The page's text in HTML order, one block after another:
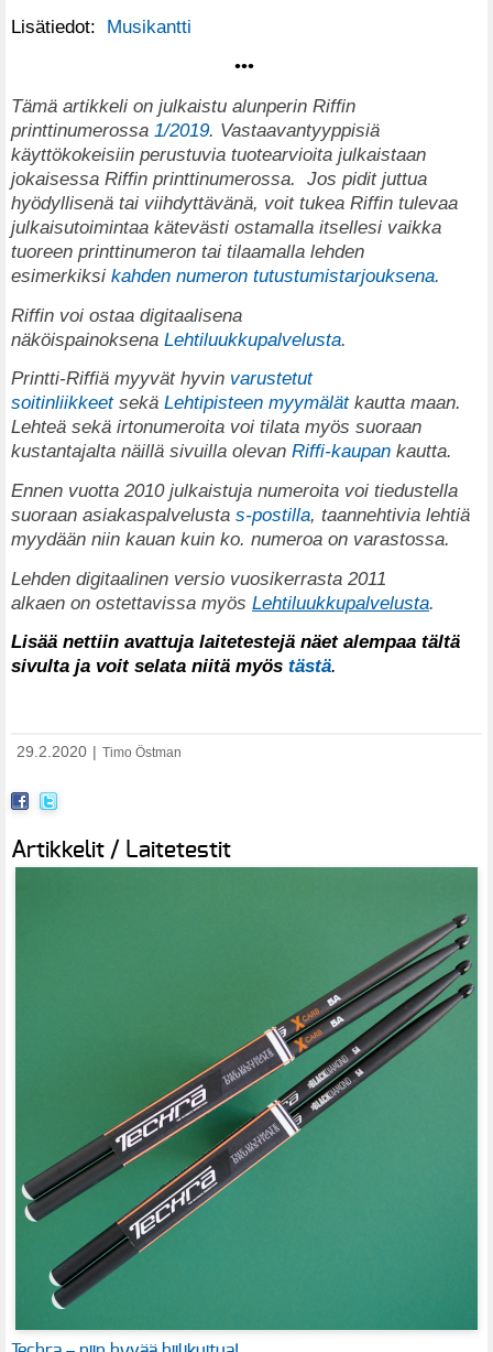
Lisätiedot: Musikantti
•••
Tämä artikkeli on julkaistu alunperin Riffin
printtinumerossa 1/2019. Vastaavantyyppisiä
käyttökokeisiin perustuvia tuotearvioita julkaistaan
jokaisessa Riffin printtinumerossa. Jos pidit juttua
hyödyllisenä tai viihdyttävänä, voit tukea Riffin tulevaa
julkaisutoimintaa kätevästi ostamalla itsellesi vaikka
tuoreen printtinumeron tai tilaamalla lehden
esimerkiksi kahden numeron tutustumistarjouksena.
Riffin voi ostaa digitaalisena
näköispainoksena Lehtiluukkupalvelusta.
Printti-Riffiä myyvät hyvin varustetut
soitinliikkeet sekä Lehtipisteen myymälätkautta maan.
Lehteä sekä irtonumeroita voi tilata myös suoraan
kustantajalta näillä sivuilla olevan Riffi-kaupan kautta.
Ennen vuotta 2010 julkaistuja numeroita voi tiedustella
suoraan asiakaspalvelusta s-postilla, taannehtivia lehtiä
myydään niin kauan kuin ko. numeroa on varastossa.
Lehden digitaalinen versio vuosikerrasta 2011
alkaen on ostettavissa myös Lehtiluukkupalvelusta.
Lisää nettiin avattuja laitetestejä näet alempaa tältä
sivulta ja voit selata niitä myös tästä.
29.2.2020 | Timo Östman
Artikkelit / Laitetestit